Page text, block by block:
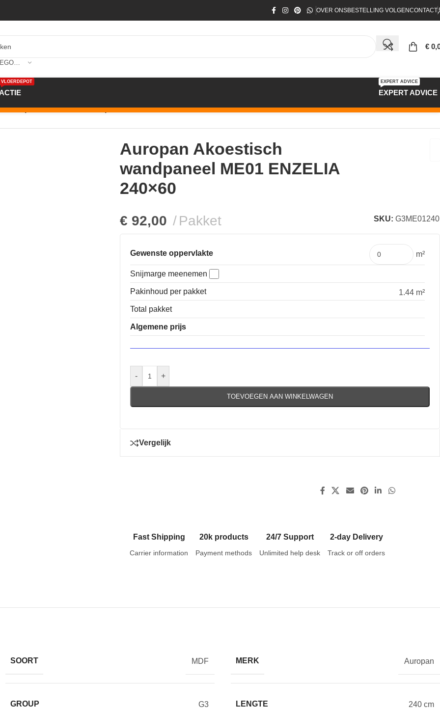
OVER ONSBESTELLING VOLGENCONTACT
€
VLOERDEPOT
EXPERT ADVICE
EXPERT ADVICE
/Auropan Akoestisch wandpaneel ME01 ENZELIA 240×60
Auropan Akoestisch
wandpaneel ME01 ENZELIA
240×60
€ 92,00 Pakket SKU:G3ME01240
Gewenste oppervlakte m²
Snijmarge meenemen
Pakinhoud per pakket
1.44 m²
Total pakket
Algemene prijs
- +
TOEVOEGEN AAN WINKELWAGEN
Vergelijk
Fast Shipping
Carrier information
20k products
Payment methods
24/7 Support
Unlimited help desk
2-day Delivery
Track or off orders
SOORT MDF MERK Auropan
GROUP G3 LENGTE 240 cm